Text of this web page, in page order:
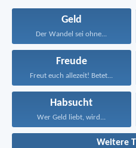
Geld
Der Wandel sei ohne...
Freude
Freut euch allezeit! Betet...
Habsucht
Wer Geld liebt, wird...
Weitere